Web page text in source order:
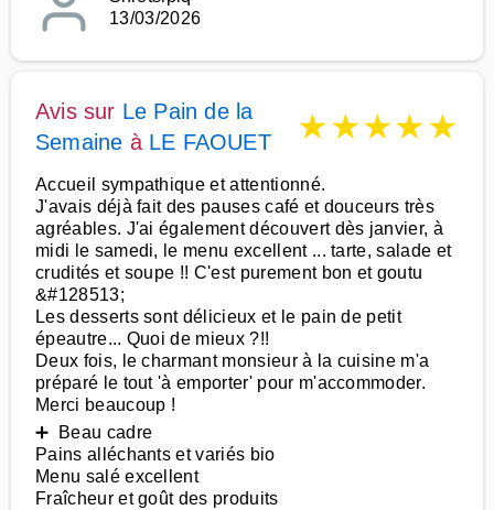
13/03/2026
Avis sur Le Pain de la
Semaine à LE FAOUET ★★★★★
Accueil sympathique et attentionné.
J'avais déjà fait des pauses café et douceurs très
agréables. J'ai également découvert dès janvier, à
midi le samedi, le menu excellent ... tarte, salade et
crudités et soupe !! C'est purement bon et goutu
&#128513;
Les desserts sont délicieux et le pain de petit
épeautre... Quoi de mieux ?!!
Deux fois, le charmant monsieur à la cuisine m'a
préparé le tout 'à emporter' pour m'accommoder.
Merci beaucoup !
➕ Beau cadre
Pains alléchants et variés bio
Menu salé excellent
Fraîcheur et goût des produits